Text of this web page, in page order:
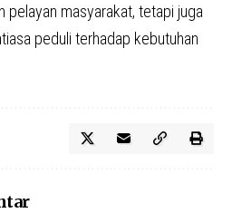
pelayan masyarakat, tetapi juga
peduli terhadap kebutuhan